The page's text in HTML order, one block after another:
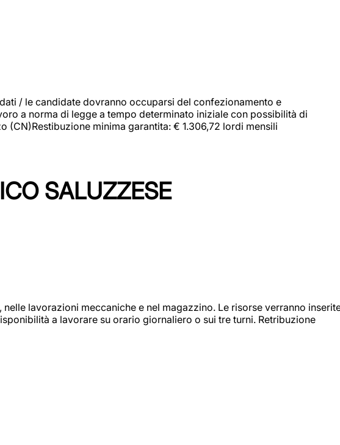
/ le candidate dovranno occuparsi del confezionamento e
a norma di legge a tempo determinato iniziale con possibilità di
minima garantita: € 1.306,72 lordi mensili
SALUZZESE
lavorazioni meccaniche e nel magazzino. Le risorse verranno
a lavorare su orario giornaliero o sui tre turni. Retribuzione